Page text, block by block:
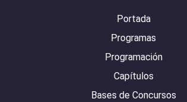
Portada
Programas
Programación
Capítulos
Bases de Concursos